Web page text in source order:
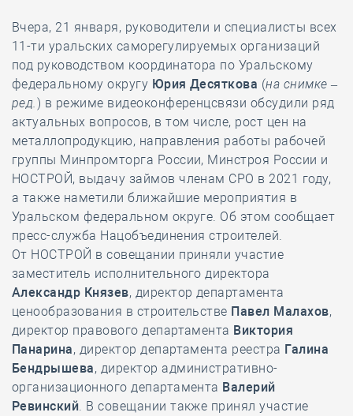
Вчера, 21 января, руководители и специалисты всех
11-ти уральских саморегулируемых организаций
под руководством координатора по Уральскому
федеральному округу Юрия Десяткова (на снимке –
ред.) в режиме видеоконференцсвязи обсудили ряд
актуальных вопросов, в том числе, рост цен на
металлопродукцию, направления работы рабочей
группы Минпромторга России, Минстроя России и
НОСТРОЙ, выдачу займов членам СРО в 2021 году,
а также наметили ближайшие мероприятия в
Уральском федеральном округе. Об этом сообщает
пресс-служба Нацобъединения строителей.
От НОСТРОЙ в совещании приняли участие
заместитель исполнительного директора
Александр Князев, директор департамента
ценообразования в строительстве Павел Малахов,
директор правового департамента Виктория
Панарина, директор департамента реестра Галина
Бендрышева, директор административно-
организационного департамента Валерий
Ревинский. В совещании также принял участие